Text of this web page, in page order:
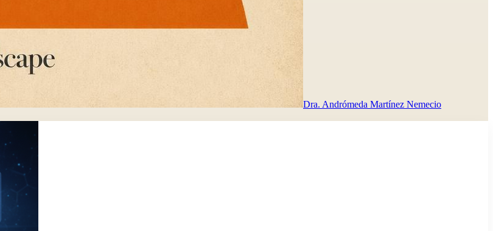
Dra. Andrómeda Martínez Nemecio